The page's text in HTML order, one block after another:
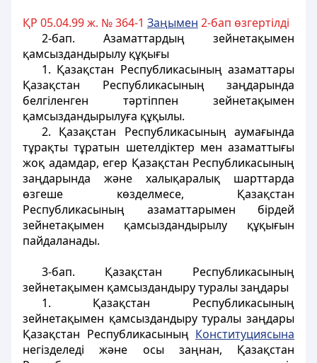
ҚР 05.04.99 ж. № 364-1 Заңымен 2-бап өзгертілді
2-бап. Азаматтардың зейнетақымен
қамсыздандырылу құқығы
1. Қазақстан Республикасының азаматтары
Қазақстан Республикасының заңдарында
белгiленген тәртiппен зейнетақымен
қамсыздандырылуға құқылы.
2. Қазақстан Республикасының аумағында
тұрақты тұратын шетелдiктер мен азаматтығы
жоқ адамдар, егер Қазақстан Республикасының
заңдарында және халықаралық шарттарда
өзгеше көзделмесе, Қазақстан
Республикасының азаматтарымен бiрдей
зейнетақымен қамсыздандырылу құқығын
пайдаланады.
3-бап. Қазақстан Республикасының
зейнетақымен қамсыздандыру туралы заңдары
1. Қазақстан Республикасының
зейнетақымен қамсыздандыру туралы заңдары
Қазақстан Республикасының Конституциясына
негiзделедi және осы заңнан, Қазақстан